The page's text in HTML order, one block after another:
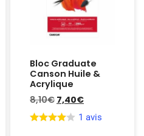
Bloc Graduate
Canson Huile &
Acrylique
8,10€ 7,40€
1 avis